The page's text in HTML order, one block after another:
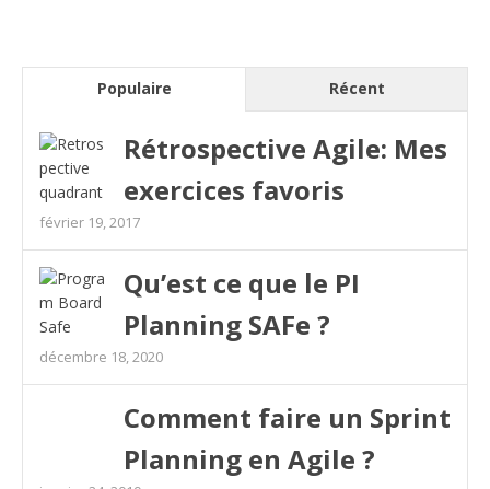
Populaire Récent
Rétrospective Agile: Mes
exercices favoris
février 19, 2017
Qu’est ce que le PI
Planning SAFe ?
décembre 18, 2020
Comment faire un Sprint
Planning en Agile ?